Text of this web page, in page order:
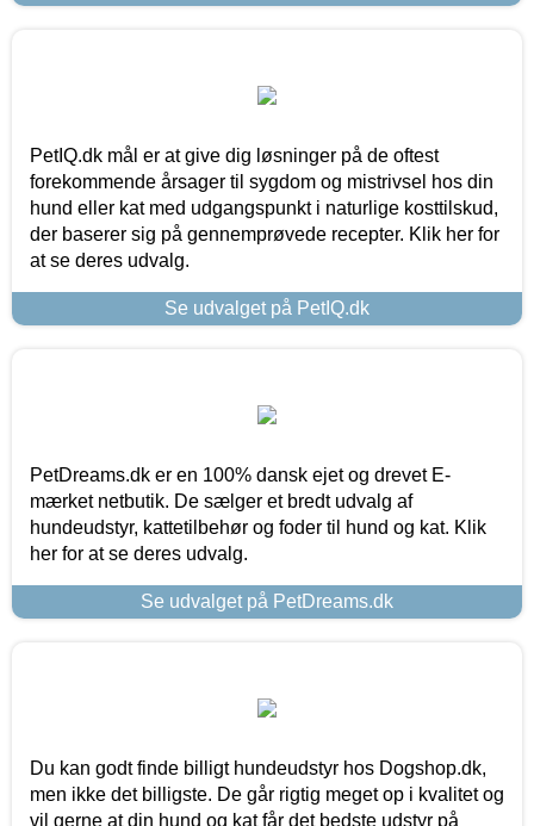
PetIQ.dk mål er at give dig løsninger på de oftest
forekommende årsager til sygdom og mistrivsel hos din
hund eller kat med udgangspunkt i naturlige kosttilskud,
der baserer sig på gennemprøvede recepter. Klik her for
at se deres udvalg.
Se udvalget på PetIQ.dk
PetDreams.dk er en 100% dansk ejet og drevet E-
mærket netbutik. De sælger et bredt udvalg af
hundeudstyr, kattetilbehør og foder til hund og kat. Klik
her for at se deres udvalg.
Se udvalget på PetDreams.dk
Du kan godt finde billigt hundeudstyr hos Dogshop.dk,
men ikke det billigste. De går rigtig meget op i kvalitet og
vil gerne at din hund og kat får det bedste udstyr på